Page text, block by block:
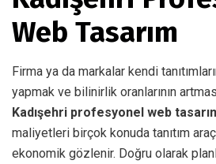
Web Tasarım
Firma ya da markalar kendi
yapmak ve bilinirlik oranlarının
Kadışehri profesyonel web
maliyetleri birçok konuda tanıtım
ekonomik gözlenir. Doğru olarak